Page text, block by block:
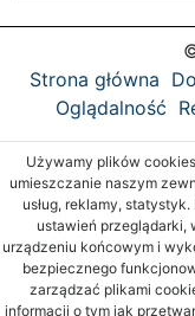
Strona główna
Oglądalność
Używamy plików
umieszczanie naszym
usług, reklamy,
ustawień przeglądarki,
urządzeniu końcowym i
bezpiecznego
zarządzać plikami
informacji o tym jak